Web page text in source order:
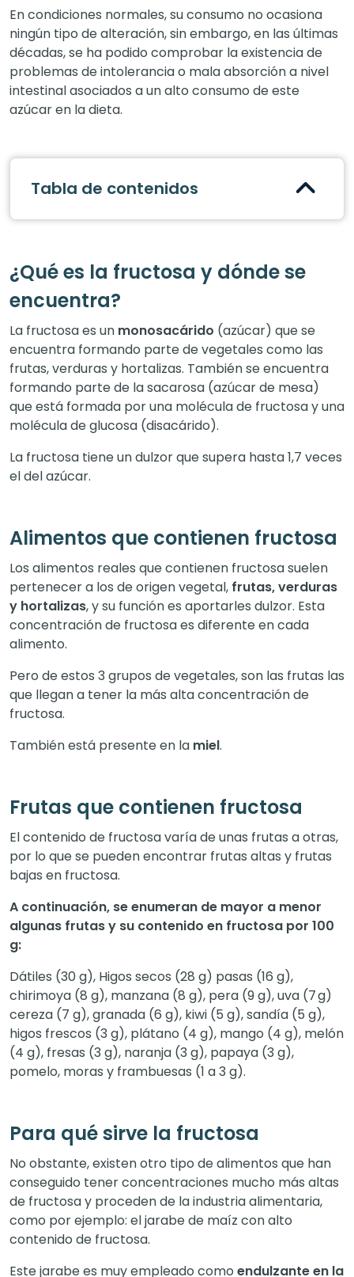
En condiciones normales, su consumo no ocasiona
ningún tipo de alteración, sin embargo, en las últimas
décadas, se ha podido comprobar la existencia de
problemas de intolerancia o mala absorción a nivel
intestinal asociados a un alto consumo de este
azúcar en la dieta.
Tabla de contenidos
¿Qué es la fructosa y dónde se
encuentra?
La fructosa es un monosacárido (azúcar) que se
encuentra formando parte de vegetales como las
frutas, verduras y hortalizas. También se encuentra
formando parte de la sacarosa (azúcar de mesa)
que está formada por una molécula de fructosa y una
molécula de glucosa (disacárido).
La fructosa tiene un dulzor que supera hasta 1,7 veces
el del azúcar.
Alimentos que contienen fructosa
Los alimentos reales que contienen fructosa suelen
pertenecer a los de origen vegetal, frutas, verduras
y hortalizas, y su función es aportarles dulzor. Esta
concentración de fructosa es diferente en cada
alimento.
Pero de estos 3 grupos de vegetales, son las frutas las
que llegan a tener la más alta concentración de
fructosa.
También está presente en la miel.
Frutas que contienen fructosa
El contenido de fructosa varía de unas frutas a otras,
por lo que se pueden encontrar frutas altas y frutas
bajas en fructosa.
A continuación, se enumeran de mayor a menor
algunas frutas y su contenido en fructosa por 100
g:
Dátiles (30 g), Higos secos (28 g) pasas (16 g),
chirimoya (8 g), manzana (8 g), pera (9 g), uva (7 g)
cereza (7 g), granada (6 g), kiwi (5 g), sandía (5 g),
higos frescos (3 g), plátano (4 g), mango (4 g), melón
(4 g), fresas (3 g), naranja (3 g), papaya (3 g),
pomelo, moras y frambuesas (1 a 3 g).
Para qué sirve la fructosa
No obstante, existen otro tipo de alimentos que han
conseguido tener concentraciones mucho más altas
de fructosa y proceden de la industria alimentaria,
como por ejemplo: el jarabe de maíz con alto
contenido de fructosa.
Este jarabe es muy empleado como endulzante en la